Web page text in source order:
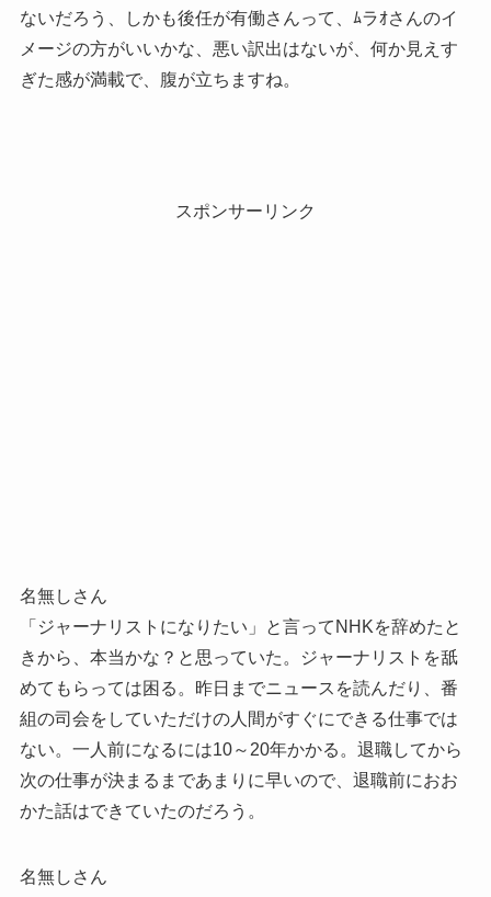
ないだろう、しかも後任が有働さんって、ﾑラｵさんのイ
メージの方がいいかな、悪い訳出はないが、何か見えす
ぎた感が満載で、腹が立ちますね。
スポンサーリンク
名無しさん
「ジャーナリストになりたい」と言ってNHKを辞めたと
きから、本当かな？と思っていた。ジャーナリストを舐
めてもらっては困る。昨日までニュースを読んだり、番
組の司会をしていただけの人間がすぐにできる仕事では
ない。一人前になるには10～20年かかる。退職してから
次の仕事が決まるまであまりに早いので、退職前におお
かた話はできていたのだろう。
名無しさん